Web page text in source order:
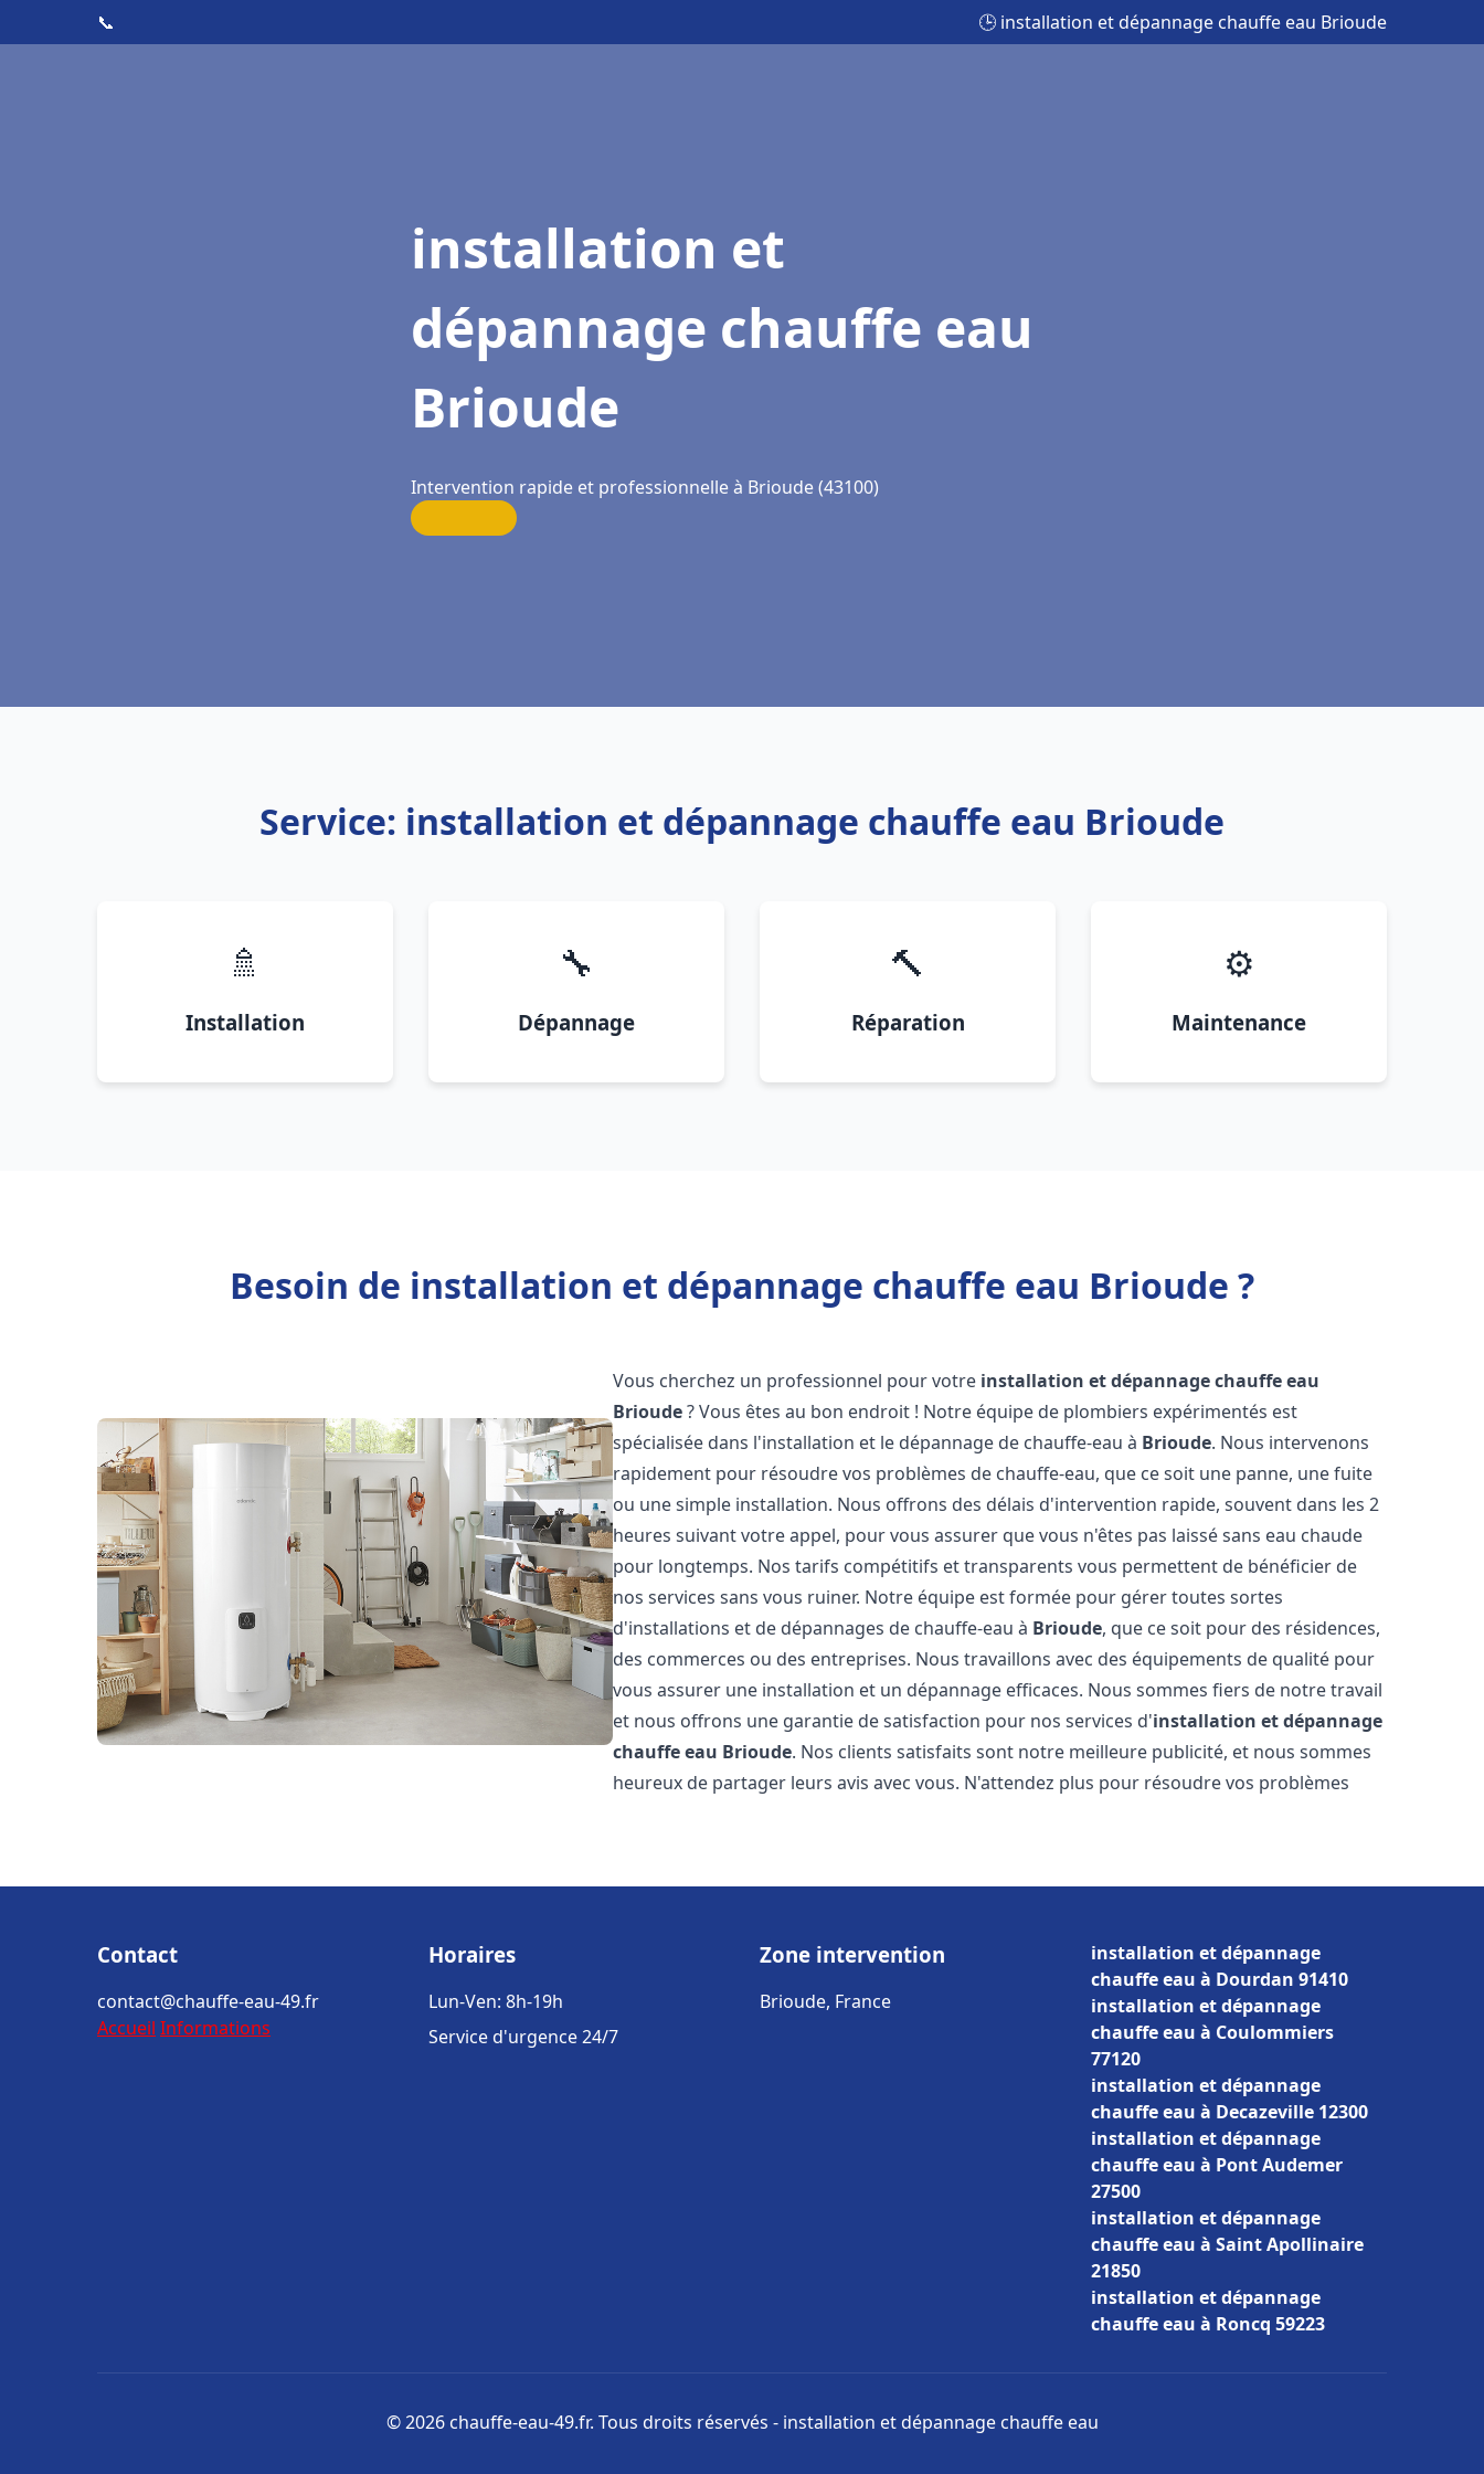
📞 🕒 installation et dépannage chauffe eau Brioude
installation et
dépannage chauffe eau
Brioude
Intervention rapide et professionnelle à Brioude (43100)
Service: installation et dépannage chauffe eau Brioude
🚿
Installation
🔧
Dépannage
🔨
Réparation
⚙️
Maintenance
Besoin de installation et dépannage chauffe eau Brioude ?
Vous cherchez un professionnel pour votre installation et dépannage chauffe eau
Brioude? Vous êtes au bon endroit ! Notre équipe de plombiers expérimentés est
spécialisée dans l'installation et le dépannage de chauffe-eau à Brioude. Nous intervenons
rapidement pour résoudre vos problèmes de chauffe-eau, que ce soit une panne, une fuite
ou une simple installation. Nous offrons des délais d'intervention rapide, souvent dans les 2
heures suivant votre appel, pour vous assurer que vous n'êtes pas laissé sans eau chaude
pour longtemps. Nos tarifs compétitifs et transparents vous permettent de bénéficier de
nos services sans vous ruiner. Notre équipe est formée pour gérer toutes sortes
d'installations et de dépannages de chauffe-eau à Brioude, que ce soit pour des résidences,
des commerces ou des entreprises. Nous travaillons avec des équipements de qualité pour
vous assurer une installation et un dépannage efficaces. Nous sommes fiers de notre travail
et nous offrons une garantie de satisfaction pour nos services d'installation et dépannage
chauffe eau Brioude. Nos clients satisfaits sont notre meilleure publicité, et nous sommes
heureux de partager leurs avis avec vous. N'attendez plus pour résoudre vos problèmes
Contact
contact@chauffe-eau-49.fr
Accueil Informations
Horaires
Lun-Ven: 8h-19h
Service d'urgence 24/7
Zone intervention
Brioude, France
installation et dépannage
chauffe eau à Dourdan 91410
installation et dépannage
chauffe eau à Coulommiers
77120
installation et dépannage
chauffe eau à Decazeville 12300
installation et dépannage
chauffe eau à Pont Audemer
27500
installation et dépannage
chauffe eau à Saint Apollinaire
21850
installation et dépannage
chauffe eau à Roncq 59223
© 2026 chauffe-eau-49.fr. Tous droits réservés - installation et dépannage chauffe eau